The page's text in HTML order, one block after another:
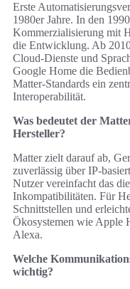
Erste
1980er Jahre. In den
Kommerzialisierung mit
die Entwicklung. Ab
Cloud‑Dienste und
Google Home die
Matter‑Standards ein
Interoperabilität.
Was bedeutet der
Hersteller?
Matter zielt darauf ab,
zuverlässig über
Nutzer vereinfacht das
Inkompatibilitäten. Für
Schnittstellen und
Ökosystemen wie Apple
Alexa.
Welche
wichtig?